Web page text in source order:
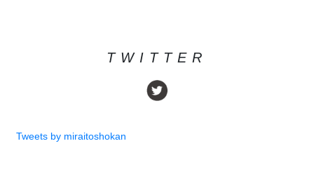
TWITTER
Tweets by miraitoshokan